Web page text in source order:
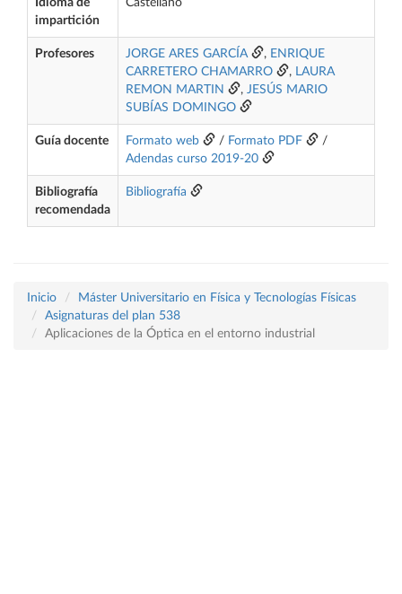
Idioma de
impartición
Castellano
Profesores JORGE ARES GARCÍA , ENRIQUE
CARRETERO CHAMARRO
, LAURA
REMON MARTIN
, JESÚS MARIO
SUBÍAS DOMINGO
Guía docente Formato web / Formato PDF
/
Adendas curso 2019-20
Bibliografía
recomendada
Bibliografía
Inicio
Máster Universitario en Física y Tecnologías Físicas
Asignaturas del plan 538
Aplicaciones de la Óptica en el entorno industrial